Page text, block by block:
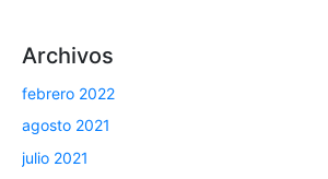
Archivos
febrero 2022
agosto 2021
julio 2021